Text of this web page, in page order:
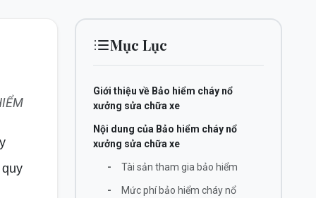
Mục Lục
Giới thiệu về Bảo hiểm cháy nổ
xưởng sửa chữa xe
Nội dung của Bảo hiểm cháy nổ
xưởng sửa chữa xe
- Tài sản tham gia bảo hiểm
- Mức phí bảo hiểm cháy nổ